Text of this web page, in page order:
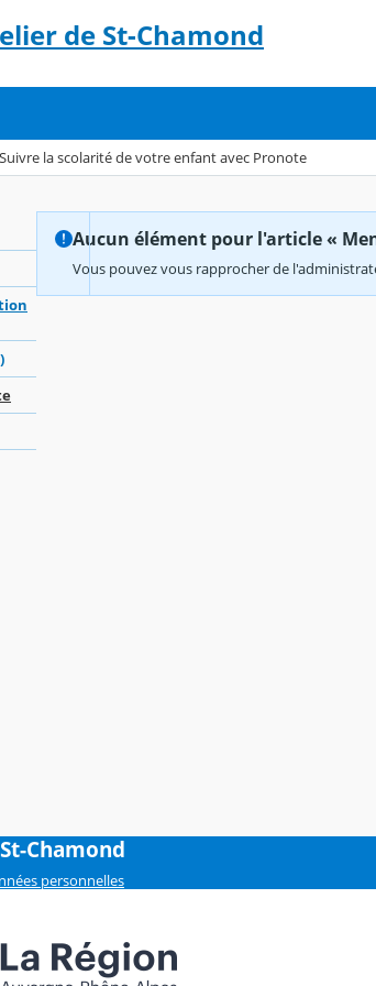
de St-Chamond
Suivre la scolarité de votre enfant avec Pronote
Aucun élément pour l'article «
Vous pouvez vous rapprocher de
Chamond
personnelles